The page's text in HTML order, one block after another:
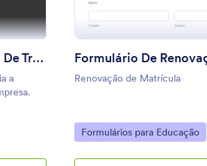
Formulário De Segurança De Trabalho
a
Renovação de Matrícula
Go to Category:
Formulários para Educação